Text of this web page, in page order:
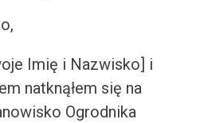
Imię i Nazwisko] i
natknąłem się na
Ogrodnika